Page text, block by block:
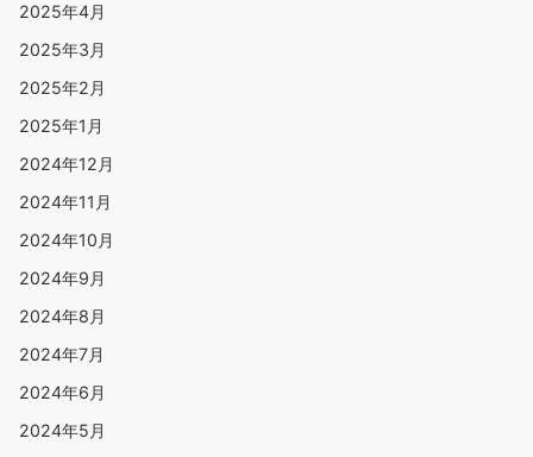
2025年4月
2025年3月
2025年2月
2025年1月
2024年12月
2024年11月
2024年10月
2024年9月
2024年8月
2024年7月
2024年6月
2024年5月